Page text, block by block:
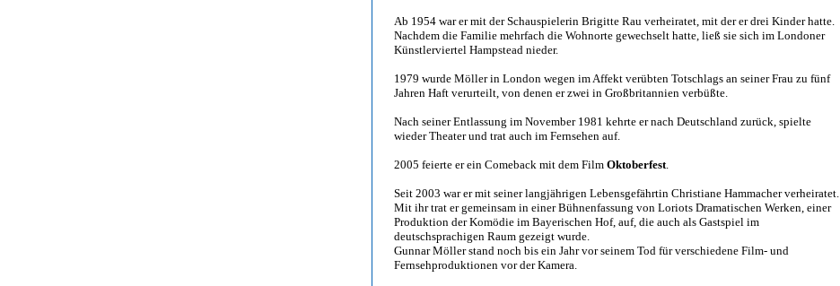
Ab 1954 war er mit der Schauspielerin Brigitte Rau verheiratet, mit der er drei Kinder hatte.
Nachdem die Familie mehrfach die Wohnorte gewechselt hatte, ließ sie sich im Londoner
Künstlerviertel Hampstead nieder.
1979 wurde Möller in London wegen im Affekt verübten Totschlags an seiner Frau zu fünf
Jahren Haft verurteilt, von denen er zwei in Großbritannien verbüßte.
Nach seiner Entlassung im November 1981 kehrte er nach Deutschland zurück, spielte
wieder Theater und trat auch im Fernsehen auf.
2005 feierte er ein Comeback mit dem Film Oktoberfest.
Seit 2003 war er mit seiner langjährigen Lebensgefährtin Christiane Hammacher verheiratet.
Mit ihr trat er gemeinsam in einer Bühnenfassung von Loriots Dramatischen Werken, einer
Produktion der Komödie im Bayerischen Hof, auf, die auch als Gastspiel im
deutschsprachigen Raum gezeigt wurde.
Gunnar Möller stand noch bis ein Jahr vor seinem Tod für verschiedene Film- und
Fernsehproduktionen vor der Kamera.